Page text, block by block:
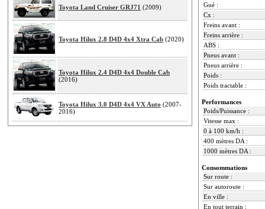
Toyota Land Cruiser GRJ71 (2009)
Toyota Hilux 2.8 D4D 4x4 Xtra Cab (2020)
Toyota Hilux 2.4 D4D 4x4 Double Cab
(2016)
Toyota Hilux 3.0 D4D 4x4 VX Auto (2007-
2016)
Gué :
Cx :
Freins avant :
Freins arrière :
ABS :
Pneus avant :
Pneus arrière :
Poids :
Poids tractable :
Performances
Poids/Puissance :
Vitesse max :
0 à 100 km/h :
400 mètres DA :
1000 mètres DA :
Consommations
Sur route :
Sur autoroute :
En ville :
En tout terrain :